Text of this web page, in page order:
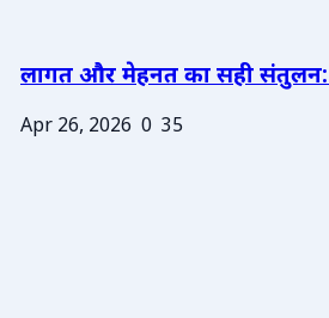
लागत और मेहनत का सही
Apr 26, 2026 0 35